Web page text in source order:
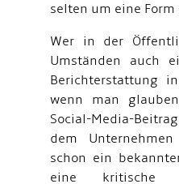
selten um eine
Wer in der
Umständen auch
Berichterstattung
wenn man
Social-Media-
dem
schon ein
eine kritische